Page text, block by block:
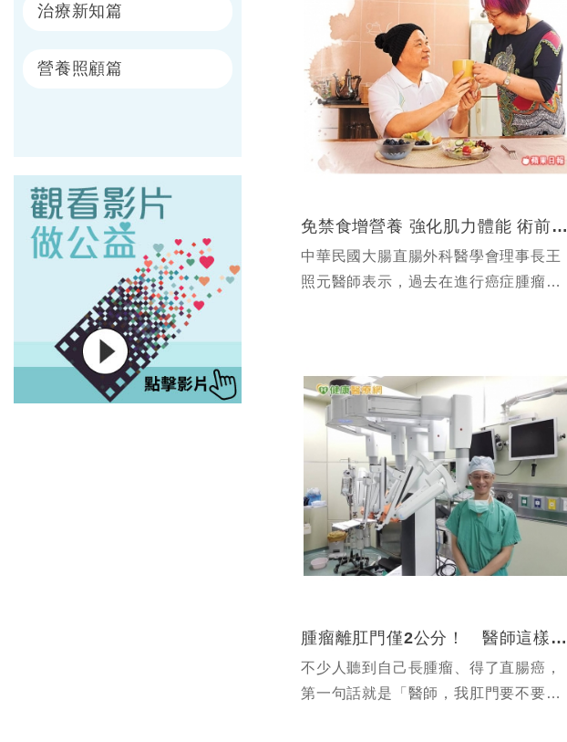
治療新知篇
營養照顧篇
免禁食增營養 強化肌力體能 術前照護新概念 降3成併發症機率
中華民國大腸直腸外科醫學會理事長王
照元醫師表示，過去在進行癌症腫瘤切
康復療程E...
腫瘤離肛門僅2公分！ 醫師這樣做保住病友屁股
不少人聽到自己長腫瘤、得了直腸癌，
第一句話就是「醫師，我肛門要不要挖